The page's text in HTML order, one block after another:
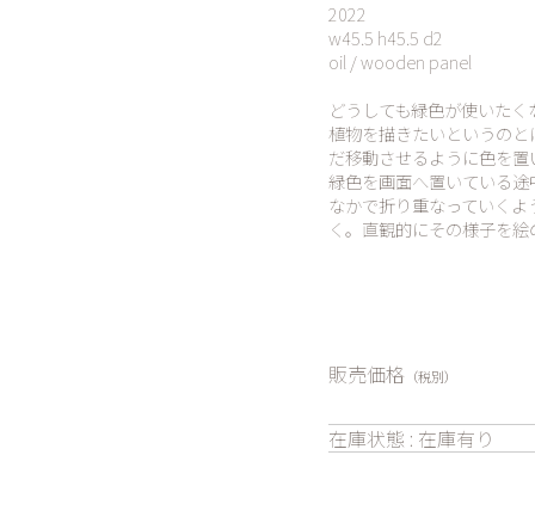
2022
w45.5 h45.5 d2
oil / wooden panel
どうしても緑色が使いた
植物を描きたいというの
だ移動させるように色を
緑色を画面へ置いている
なかで折り重なっていく
く。直観的にその様子を
販売価格 （税別）
在庫状態 : 在庫有り